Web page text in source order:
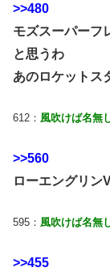
>>480
モズスーパーフ
と思うわ
あのロケットス
612： 風吹けば名無
>>560
ローエングリン
595： 風吹けば名無
>>455